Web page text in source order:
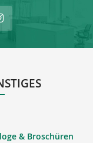
& Broschüren